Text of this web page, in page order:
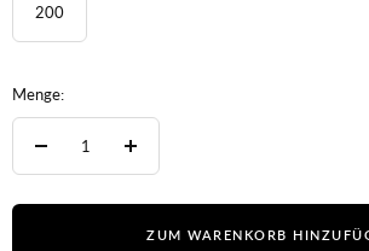
200
Menge:
Menge
Menge
ZUM WARENKORB